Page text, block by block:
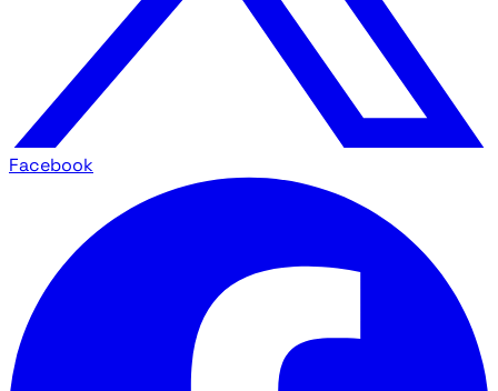
Facebook